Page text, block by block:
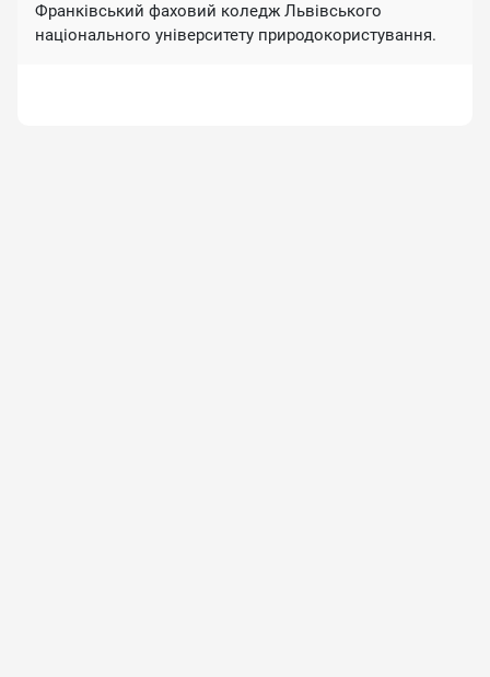
Франківський фаховий коледж Львівського
національного університету природокористування.